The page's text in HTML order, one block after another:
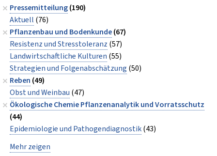
Pressemitteilung(190)
Aktuell (76)
Pflanzenbau und Bodenkunde(67)
Resistenz und Stresstoleranz (57)
Landwirtschaftliche Kulturen (55)
Strategien und Folgenabschätzung (50)
Reben (49)
Obst und Weinbau (47)
Ökologische Chemie Pflanzenanalytik und Vorratsschutz
(44)
Epidemiologie und Pathogendiagnostik(43)
Mehr zeigen